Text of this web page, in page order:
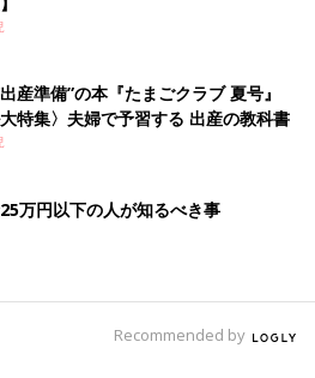
産準備”の本『たまごクラブ 夏号』
大特集〉夫婦で予習する 出産の教科書
万円以下の人が知るべき事
Recommended by